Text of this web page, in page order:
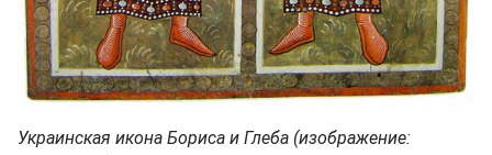
Украинская икона Бориса и Глеба (изображение: